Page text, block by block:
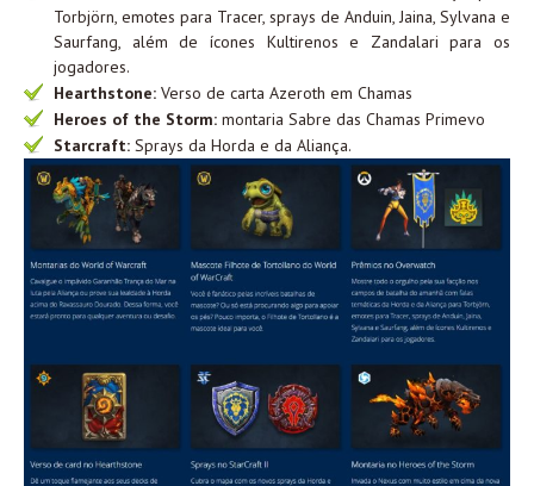
Torbjörn, emotes para Tracer, sprays de Anduin, Jaina, Sylvana e
Saurfang, além de ícones Kultirenos e Zandalari para os
jogadores.
Hearthstone: Verso de carta Azeroth em Chamas
Heroes of the Storm: montaria Sabre das Chamas Primevo
Starcraft: Sprays da Horda e da Aliança.